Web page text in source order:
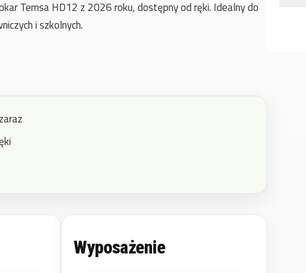
Temsa HD12 z 2026 roku, dostępny od ręki. Idealny do
i szkolnych.
Wyposażenie